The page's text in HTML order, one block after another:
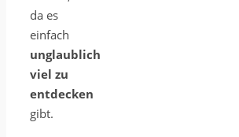
da es
einfach
unglaublich
viel zu
entdecken
gibt.